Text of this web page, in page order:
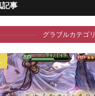
記事
グラブルカテゴリ